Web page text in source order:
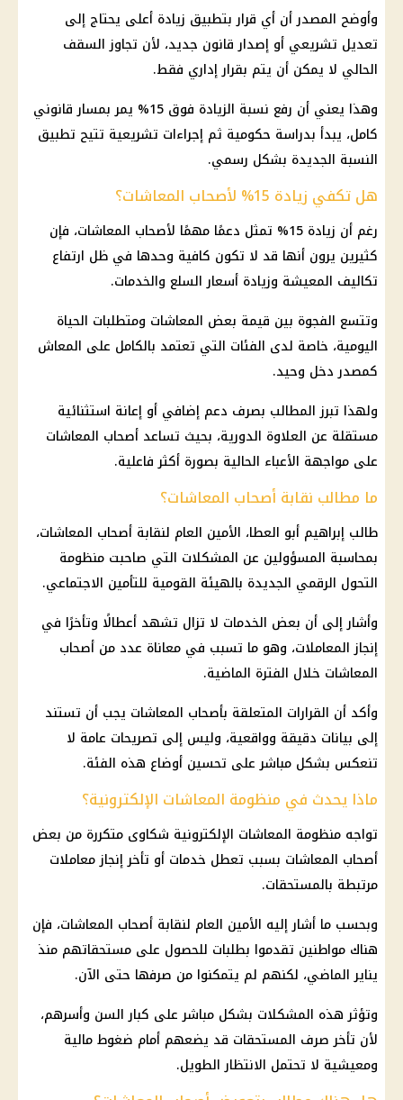
وأوضح المصدر أن أي قرار بتطبيق زيادة أعلى يحتاج إلى
تعديل تشريعي أو إصدار قانون جديد، لأن تجاوز السقف
الحالي لا يمكن أن يتم بقرار إداري فقط.
وهذا يعني أن رفع نسبة الزيادة فوق 15% يمر بمسار قانوني
كامل، يبدأ بدراسة حكومية ثم إجراءات تشريعية تتيح تطبيق
النسبة الجديدة بشكل رسمي.
هل تكفي زيادة 15% لأصحاب المعاشات؟
رغم أن زيادة 15% تمثل دعمًا مهمًا لأصحاب المعاشات، فإن
كثيرين يرون أنها قد لا تكون كافية وحدها في ظل ارتفاع
تكاليف المعيشة وزيادة أسعار السلع والخدمات.
وتتسع الفجوة بين قيمة بعض المعاشات ومتطلبات الحياة
اليومية، خاصة لدى الفئات التي تعتمد بالكامل على المعاش
كمصدر دخل وحيد.
ولهذا تبرز المطالب بصرف دعم إضافي أو إعانة استثنائية
مستقلة عن العلاوة الدورية، بحيث تساعد أصحاب المعاشات
على مواجهة الأعباء الحالية بصورة أكثر فاعلية.
ما مطالب نقابة أصحاب المعاشات؟
طالب إبراهيم أبو العطا، الأمين العام لنقابة أصحاب المعاشات،
بمحاسبة المسؤولين عن المشكلات التي صاحبت منظومة
التحول الرقمي الجديدة بالهيئة القومية للتأمين الاجتماعي.
وأشار إلى أن بعض الخدمات لا تزال تشهد أعطالًا وتأخرًا في
إنجاز المعاملات، وهو ما تسبب في معاناة عدد من أصحاب
المعاشات خلال الفترة الماضية.
وأكد أن القرارات المتعلقة بأصحاب المعاشات يجب أن تستند
إلى بيانات دقيقة وواقعية، وليس إلى تصريحات عامة لا
تنعكس بشكل مباشر على تحسين أوضاع هذه الفئة.
ماذا يحدث في منظومة المعاشات الإلكترونية؟
تواجه منظومة المعاشات الإلكترونية شكاوى متكررة من بعض
أصحاب المعاشات بسبب تعطل خدمات أو تأخر إنجاز معاملات
مرتبطة بالمستحقات.
وبحسب ما أشار إليه الأمين العام لنقابة أصحاب المعاشات، فإن
هناك مواطنين تقدموا بطلبات للحصول على مستحقاتهم منذ
يناير الماضي، لكنهم لم يتمكنوا من صرفها حتى الآن.
وتؤثر هذه المشكلات بشكل مباشر على كبار السن وأسرهم،
لأن تأخر صرف المستحقات قد يضعهم أمام ضغوط مالية
ومعيشية لا تحتمل الانتظار الطويل.